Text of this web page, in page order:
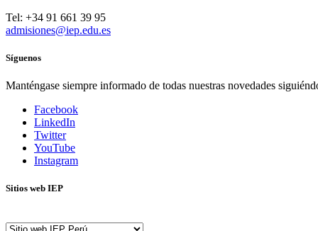
Tel: +34 91 661 39 95
admisiones@iep.edu.es
Síguenos
Manténgase siempre informado de todas nuestras novedades
Facebook
LinkedIn
Twitter
YouTube
Instagram
Sitios web IEP